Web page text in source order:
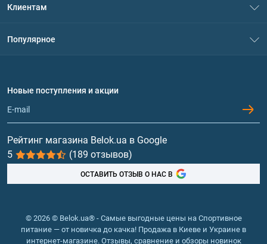
Политика конфиденциальности
Обмен и возврат
Клиентам
Популярное
Протеин
Гейнеры
Витамины и минералы
Рыбий жир, жирные кислоты
Новые поступления и акции
Рейтинг магазина Belok.ua в Google
5
(189 отзывов)
ОСТАВИТЬ ОТЗЫВ О НАС В
© 2026 © Belok.ua® - Самые выгодные цены на Спортивное
питание — от новичка до качка! Продажа в Киеве и Украине в
интернет-магазине. Отзывы, сравнение и обзоры новинок